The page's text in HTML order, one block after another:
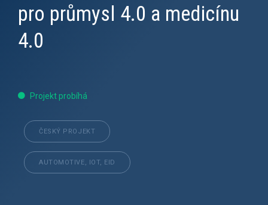
pro průmysl 4.0 a medicínu
4.0
Projekt probíhá
ČESKÝ PROJEKT
AUTOMOTIVE, IOT, EID